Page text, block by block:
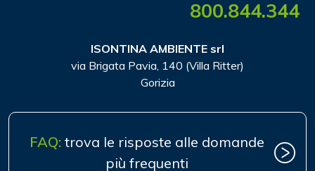
800.844.344
ISONTINA AMBIENTE srl
via Brigata Pavia, 140 (Villa Ritter)
Gorizia
FAQ: trova le risposte alle domande
più frequenti